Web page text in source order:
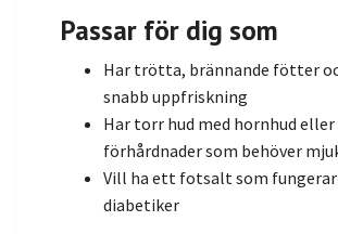
Passar för dig som
Har trötta, brännande fötter
snabb uppfriskning
Har torr hud med hornhud eller
förhårdnader som behöver
Vill ha ett fotsalt som
diabetiker